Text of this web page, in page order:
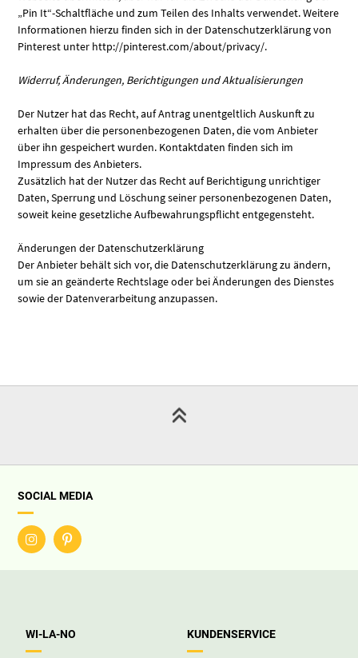
„Pin It“-Schaltfläche und zum Teilen des Inhalts verwendet. Weitere
Informationen hierzu finden sich in der Datenschutzerklärung von
Pinterest unter http://pinterest.com/about/privacy/.
Widerruf, Änderungen, Berichtigungen und Aktualisierungen
Der Nutzer hat das Recht, auf Antrag unentgeltlich Auskunft zu
erhalten über die personenbezogenen Daten, die vom Anbieter
über ihn gespeichert wurden. Kontaktdaten finden sich im
Impressum des Anbieters.
Zusätzlich hat der Nutzer das Recht auf Berichtigung unrichtiger
Daten, Sperrung und Löschung seiner personenbezogenen Daten,
soweit keine gesetzliche Aufbewahrungspflicht entgegensteht.
Änderungen der Datenschutzerklärung
Der Anbieter behält sich vor, die Datenschutzerklärung zu ändern,
um sie an geänderte Rechtslage oder bei Änderungen des Dienstes
sowie der Datenverarbeitung anzupassen.
SOCIAL MEDIA
WI-LA-NO KUNDENSERVICE